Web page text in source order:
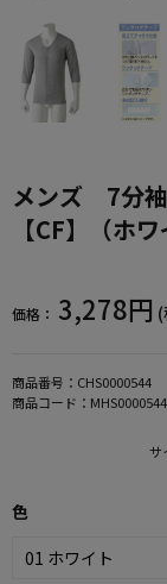
メンズ 7分
【CF】（ホワ
価格： 3,278円
商品番号： CHS0000544
商品コード： MHS0000544
サ
色